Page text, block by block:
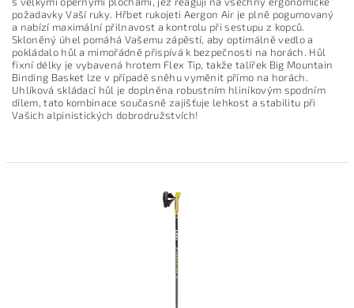
požadavky Vaší ruky. Hřbet rukojeti Aergon Air je plně pogumovaný
a nabízí maximální přilnavost a kontrolu při sestupu z kopců.
Skloněný úhel pomáhá Vašemu zápěstí, aby optimálně vedlo a
pokládalo hůl a mimořádně přispívá k bezpečnosti na horách. Hůl
fixní délky je vybavená hrotem Flex Tip, takže talířek Big Mountain
Binding Basket lze v případě sněhu vyměnit přímo na horách.
Uhlíková skládací hůl je doplněna robustním hliníkovým spodním
dílem, tato kombinace současně zajišťuje lehkost a stabilitu při
Vašich alpinistických dobrodružstvích!